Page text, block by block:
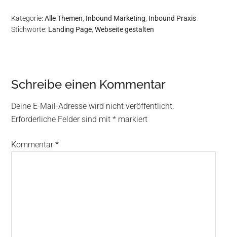
Kategorie:Alle Themen Inbound Marketing Inbound Praxis
Stichworte: Landing Page ,Webseite gestalten
Schreibe einen Kommentar
Deine E-Mail-Adresse wird nicht veröffentlicht.
Erforderliche Felder sind mit* markiert
Kommentar*